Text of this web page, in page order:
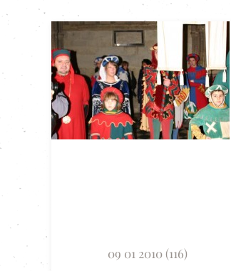
09 01 2010 (116)